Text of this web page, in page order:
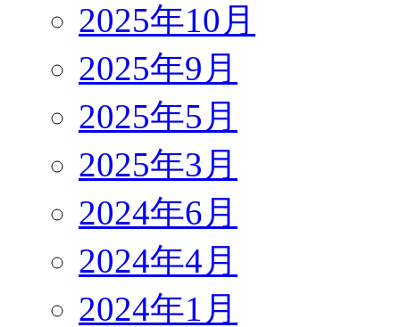
2025年10月
2025年9月
2025年5月
2025年3月
2024年6月
2024年4月
2024年1月